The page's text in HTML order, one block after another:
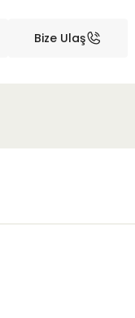
Bize Ulaş